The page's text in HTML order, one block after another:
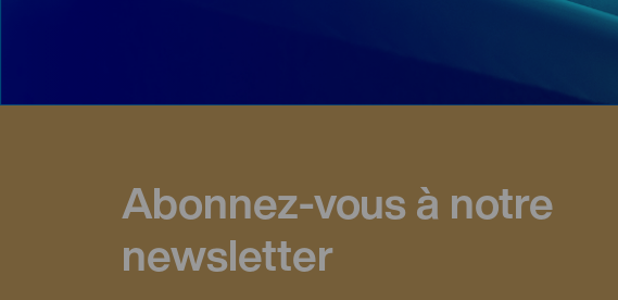
Abonnez-vous à notre
newsletter